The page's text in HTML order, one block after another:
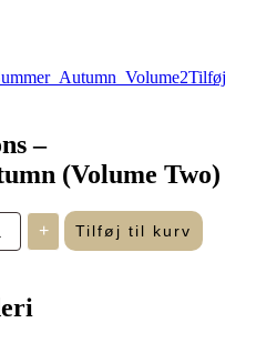
Tilføj
–
(Volume Two)
+ Tilføj til kurv